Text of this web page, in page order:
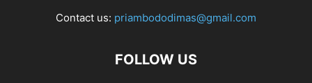
Contact us: priambododimas@gmail.com
FOLLOW US